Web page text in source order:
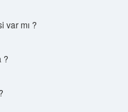
var mı ?
?